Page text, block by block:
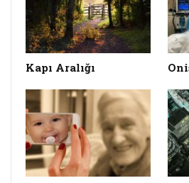
Kapı Aralığı